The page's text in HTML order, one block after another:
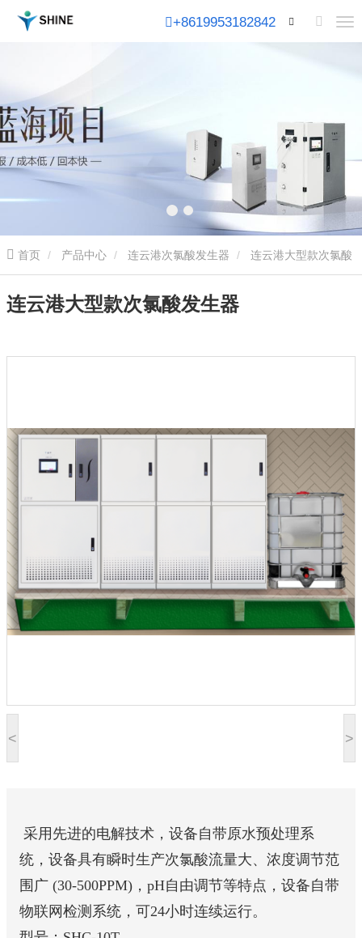
+8619953182842
首页 产品中心 连云港次氯酸发生器 连云港大型款次氯酸
发生器 连云港大型款次氯酸发生器
< >
连云港大型款次氯酸发生器
采用先进的电解技术，设备自带原水预处理系
统，设备具有瞬时生产次氯酸流量大、浓度调节范
围广 (30-500PPM)，pH自由调节等特点，设备自带
物联网检测系统，可24小时连续运行。